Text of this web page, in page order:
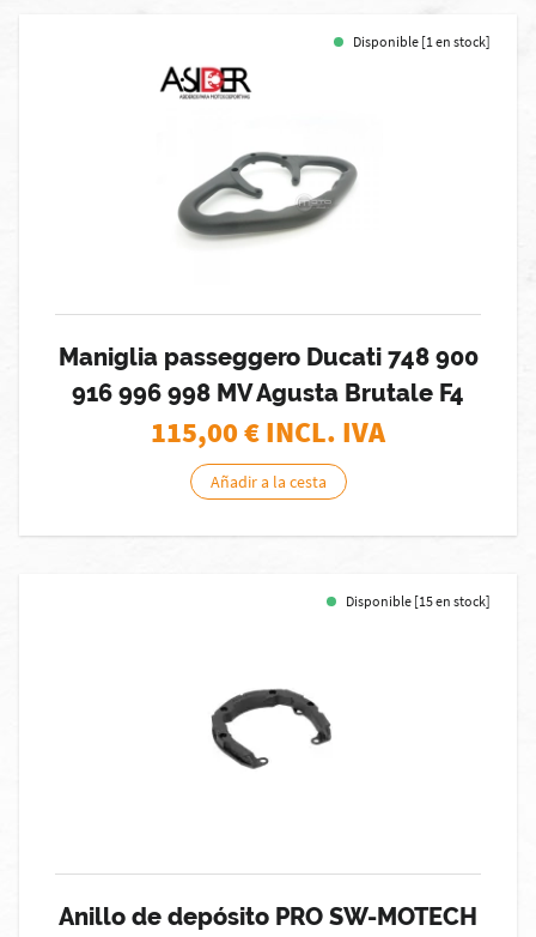
Disponible [1 en stock]
Maniglia passeggero Ducati 748 900
916 996 998 MV Agusta Brutale F4
115,00€ INCL. IVA
Añadir a la cesta
Disponible [15 en stock]
Anillo de depósito PRO SW-MOTECH